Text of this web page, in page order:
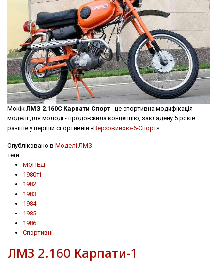
Мокік ЛМЗ 2.160С Карпати Спорт - це спортивна модифікація
моделі для молоді - продовжила концепцію, закладену 5 років
раніше у першій спортивній «Верховиною-6-Спорт».
Опубліковано в Моделі ЛМЗ
теги
МОПЕД
1980ті
1982
1983
1984
1985
1986
Спортивні
ЛМЗ 2.160 Карпати-1